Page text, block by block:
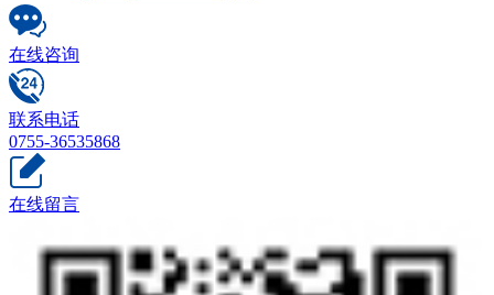
在线咨询
联系电话
0755-36535868
在线留言